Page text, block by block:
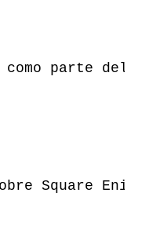
parte del
Square Enix